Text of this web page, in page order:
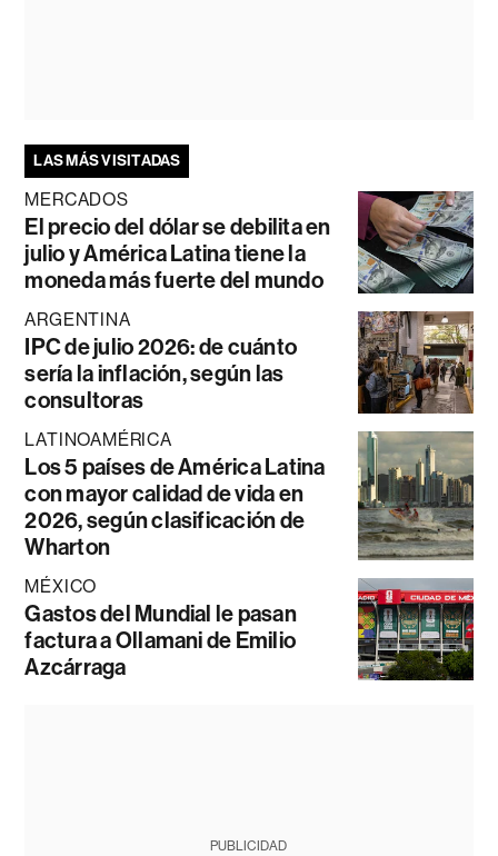
LAS MÁS VISITADAS
MERCADOS
El precio del dólar se debilita en
julio y América Latina tiene la
moneda más fuerte del mundo
ARGENTINA
IPC de julio 2026: de cuánto
sería la inflación, según las
consultoras
LATINOAMÉRICA
Los 5 países de América Latina
con mayor calidad de vida en
2026, según clasificación de
Wharton
MÉXICO
Gastos del Mundial le pasan
factura a Ollamani de Emilio
Azcárraga
PUBLICIDAD